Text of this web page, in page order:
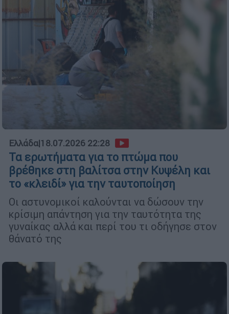
Ελλάδα|18.07.2026 22:28
Τα ερωτήματα για το πτώμα που
βρέθηκε στη βαλίτσα στην Κυψέλη και
το «κλειδί» για την ταυτοποίηση
Οι αστυνομικοί καλούνται να δώσουν την
κρίσιμη απάντηση για την ταυτότητα της
γυναίκας αλλά και περί του τι οδήγησε στον
θάνατό της